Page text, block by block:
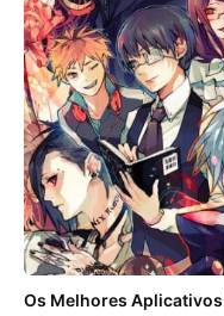
Os Melhores